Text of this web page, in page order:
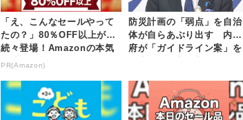
「え、こんなセールやって
たの？」80％OFF以上が
続々登場！Amazonの本気
が凄すぎる
PR(Amazon)
防災計画の「弱点」を自治
体が自らあぶり出す 内閣
府が「ガイドライン案」を